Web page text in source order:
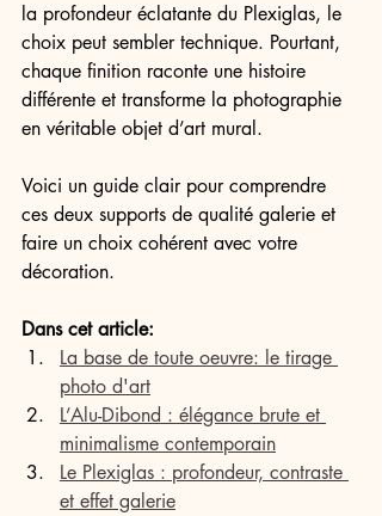
la profondeur éclatante du Plexiglas, le
choix peut sembler technique. Pourtant,
chaque finition raconte une histoire
différente et transforme la photographie
en véritable objet d’art mural.
Voici un guide clair pour comprendre
ces deux supports de qualité galerie et
faire un choix cohérent avec votre
décoration.
Dans cet article:
La base de toute oeuvre: le tirage
photo d'art
L’Alu-Dibond : élégance brute et
minimalisme contemporain
Le Plexiglas : profondeur, contraste
et effet galerie